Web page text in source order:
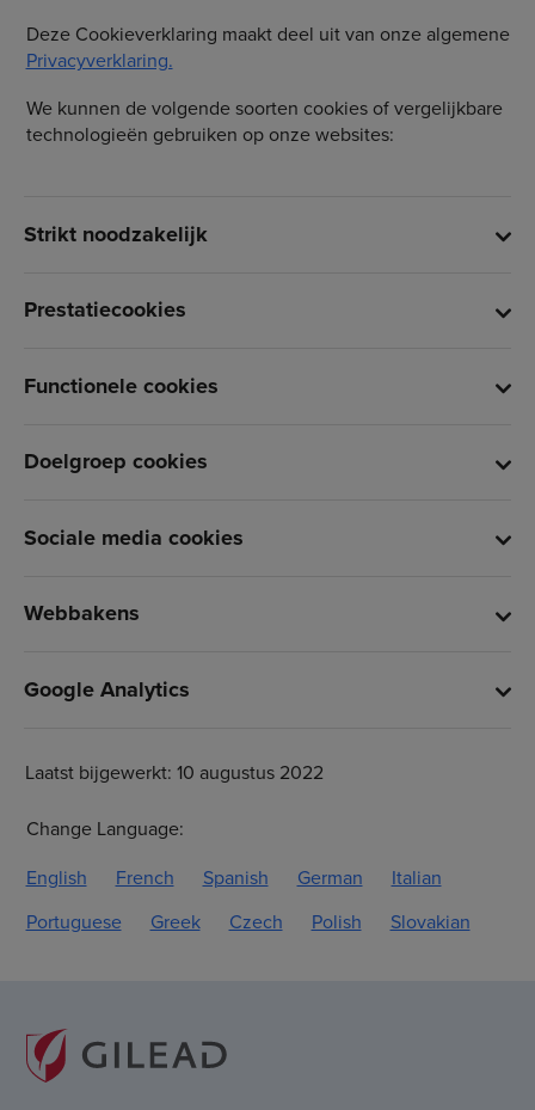
Deze Cookieverklaring maakt deel uit van onze algemene
Privacyverklaring.
We kunnen de volgende soorten cookies of vergelijkbare
technologieën gebruiken op onze websites:
Strikt noodzakelijk
Prestatiecookies
Functionele cookies
Doelgroep cookies
Sociale media cookies
Webbakens
Google Analytics
Laatst bijgewerkt: 10 augustus 2022
Change Language:
English
French Spanish German
Italian
Portuguese
Greek Czech Polish Slovakian